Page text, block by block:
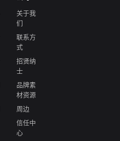
关于我
们
联系方
式
招贤纳
士
品牌素
材资源
周边
信任中
心